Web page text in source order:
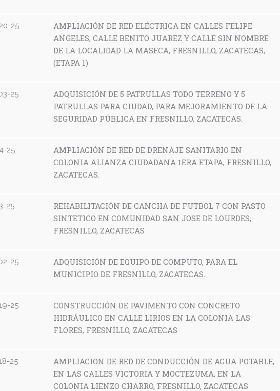
25
AMPLIACIÓN DE RED ELÉCTRICA EN CALLES FELIPE
ANGELES, CALLE BENITO JUAREZ Y CALLE SIN NOMBRE
DE LA LOCALIDAD LA MASECA, FRESNILLO, ZACATECAS,
(ETAPA 1)
25
ADQUISICIÓN DE 5 PATRULLAS TODO TERRENO Y 5
PATRULLAS PARA CIUDAD, PARA MEJORAMIENTO DE LA
SEGURIDAD PÚBLICA EN FRESNILLO, ZACATECAS.
25
AMPLIACIÓN DE RED DE DRENAJE SANITARIO EN
COLONIA ALIANZA CIUDADANA 1ERA ETAPA, FRESNILLO,
ZACATECAS.
25
REHABILITACIÓN DE CANCHA DE FUTBOL 7 CON PASTO
SINTETICO EN COMUNIDAD SAN JOSE DE LOURDES,
FRESNILLO, ZACATECAS
25
ADQUISICIÓN DE EQUIPO DE COMPUTO, PARA EL
MUNICIPIO DE FRESNILLO, ZACATECAS.
25
CONSTRUCCIÓN DE PAVIMENTO CON CONCRETO
HIDRÁULICO EN CALLE LIRIOS EN LA COLONIA LAS
FLORES, FRESNILLO, ZACATECAS
25
AMPLIACION DE RED DE CONDUCCIÓN DE AGUA POTABLE,
EN LAS CALLES VICTORIA Y MOCTEZUMA, EN LA
COLONIA LIENZO CHARRO, FRESNILLO, ZACATECAS